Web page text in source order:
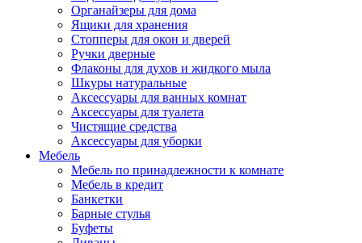
Органайзеры для дома
Ящики для хранения
Стопперы для окон и дверей
Ручки дверные
Флаконы для духов и жидкого мыла
Шкуры натуральные
Аксессуары для ванных комнат
Аксессуары для туалета
Чистящие средства
Аксессуары для уборки
Мебель
Мебель по принадлежности к комнате
Мебель в кредит
Банкетки
Барные стулья
Буфеты